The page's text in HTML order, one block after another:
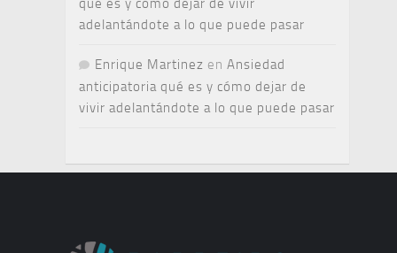
qué es y cómo dejar de vivir
adelantándote a lo que puede pasar
Enrique Martinez en Ansiedad
anticipatoria qué es y cómo dejar de
vivir adelantándote a lo que puede pasar